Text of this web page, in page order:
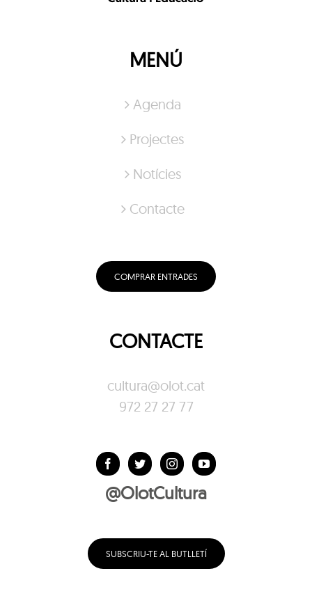
MENÚ
Agenda
Projectes
Notícies
Contacte
COMPRAR ENTRADES
CONTACTE
cultura@olot.cat
972 27 27 77
@OlotCultura
SUBSCRIU-TE AL BUTLLETÍ